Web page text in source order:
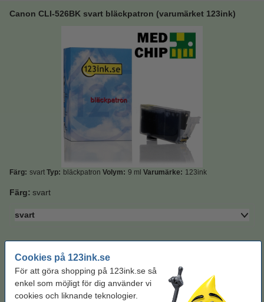
Cookies på 123ink.se
För att göra shopping på 123ink.se så
enkel som möjligt för dig använder vi
cookies och liknande teknologier.
Canon CLI-526BK svart bläckpatron (varumärket 123ink)
Färg: svart Typ: bläckpatron Volym: 9 ml Varumärke: 123ink
Färg: svart
svart
Spara44,4% med varumärket 123ink!
i lager
Beställ nu så skickar vi på måndag!
Pris per ml 8,3 kr